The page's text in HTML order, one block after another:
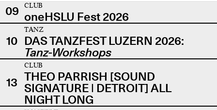
09
CLUB
oneHSLU Fest 2026
10
TANZ
DAS TANZFEST LUZERN 2026:
Tanz-Workshops
13
CLUB
THEO PARRISH [SOUND
SIGNATURE | DETROIT] ALL
NIGHT LONG